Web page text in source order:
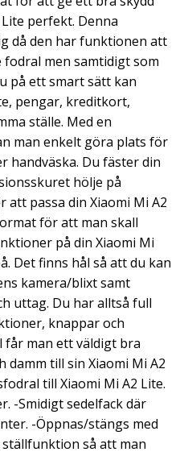
perfekt. Denna
då den har funktionen att
men samtidigt som
på ett smart sätt kan
pengar, kreditkort,
ställe. Med en
man enkelt göra plats för
handväska. Du fäster din
hölje på
passa din Xiaomi Mi A2
för att man skall
på din Xiaomi Mi
Det finns hål så att du kan
kamera/blixt samt
uttag. Du har alltså full
knappar och
man ett väldigt bra
damm till sin Xiaomi Mi A2
till Xiaomi Mi A2 Lite.
-Smidigt sedelfack där
-Öppnas/stängs med
så att man